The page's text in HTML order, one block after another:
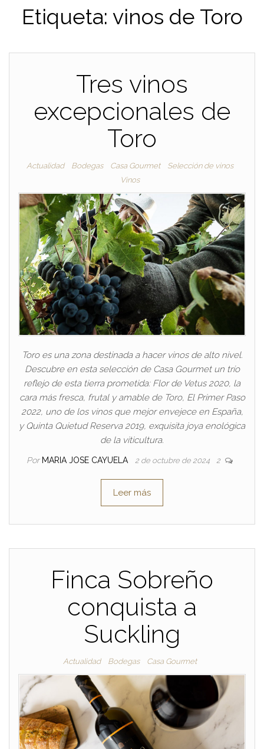
Etiqueta: vinos de Toro
Tres vinos
excepcionales de
Toro
Actualidad Bodegas Casa Gourmet
Selección de vinos
Vinos
Toro es una zona destinada a hacer vinos de alto nivel.
Descubre en esta selección de Casa Gourmet un trío
reflejo de esta tierra prometida: Flor de Vetus 2020, la
cara más fresca, frutal y amable de Toro, El Primer Paso
2022, uno de los vinos que mejor envejece en España,
y Quinta Quietud Reserva 2019, exquisita joya enológica
de la viticultura.
Por MARIA JOSE CAYUELA 2 de octubre de 2024 2
Leer más
Finca Sobreño
conquista a
Suckling
Actualidad Bodegas Casa Gourmet